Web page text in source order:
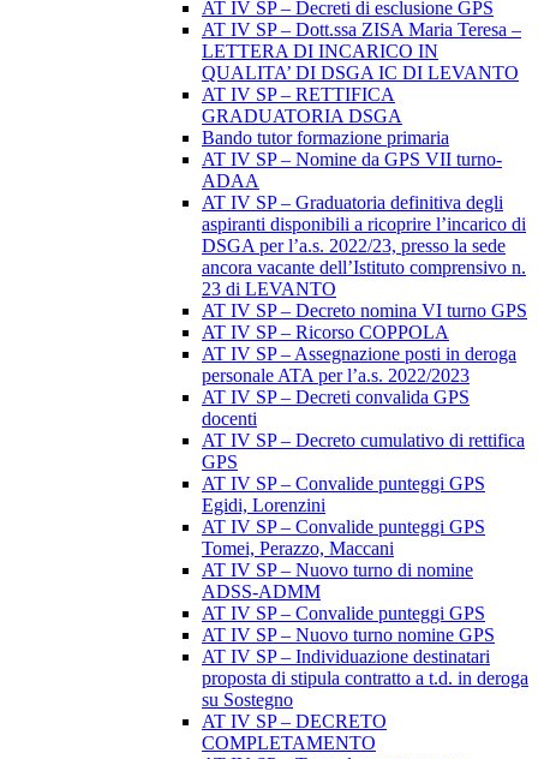
AT IV SP – Decreti di esclusione GPS
AT IV SP – Dott.ssa ZISA Maria Teresa –
LETTERA DI INCARICO IN
QUALITA’ DI DSGA IC DI LEVANTO
AT IV SP – RETTIFICA
GRADUATORIA DSGA
Bando tutor formazione primaria
AT IV SP – Nomine da GPS VII turno-
ADAA
AT IV SP – Graduatoria definitiva degli
aspiranti disponibili a ricoprire l’incarico di
DSGA per l’a.s. 2022/23, presso la sede
ancora vacante dell’Istituto comprensivo n.
23 di LEVANTO
AT IV SP – Decreto nomina VI turno GPS
AT IV SP – Ricorso COPPOLA
AT IV SP – Assegnazione posti in deroga
personale ATA per l’a.s. 2022/2023
AT IV SP – Decreti convalida GPS
docenti
AT IV SP – Decreto cumulativo di rettifica
GPS
AT IV SP – Convalide punteggi GPS
Egidi, Lorenzini
AT IV SP – Convalide punteggi GPS
Tomei, Perazzo, Maccani
AT IV SP – Nuovo turno di nomine
ADSS-ADMM
AT IV SP – Convalide punteggi GPS
AT IV SP – Nuovo turno nomine GPS
AT IV SP – Individuazione destinatari
proposta di stipula contratto a t.d. in deroga
su Sostegno
AT IV SP – DECRETO
COMPLETAMENTO